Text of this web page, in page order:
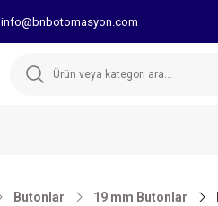
info@bnbotomasyon.com
Butonlar 19 mm Butonlar